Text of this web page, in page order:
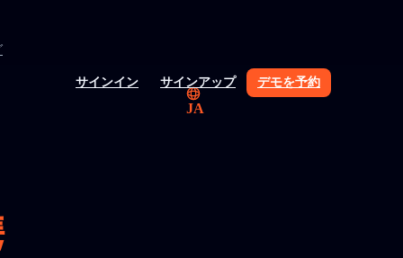
サインイン サインアップ デモを予約
JA